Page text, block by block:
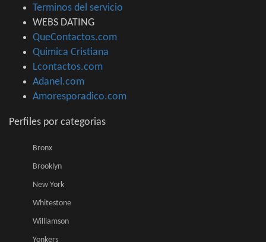
Terminos del servicio
WEBS DATING
QueContactos.com
Quimica Cristiana
Lcontactos.com
Adanel.com
Amoresporadico.com
Perfiles por categorias
Bronx
Brooklyn
New York
Whitestone
Williamson
Yonkers